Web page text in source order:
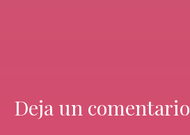
Deja un comentario